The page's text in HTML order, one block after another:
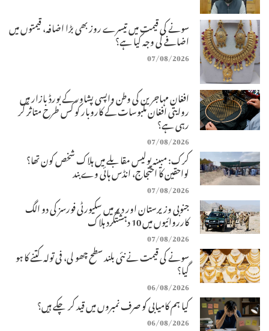
سونے کی قیمت میں تیسرے روز بھی بڑا اضافہ، قیمتوں میں
اضافے کی وجہ کیا ہے؟
07/08/2026
افغان مہاجرین کی وطن واپسی پشاور کے بورڈ بازار میں
روایتی افغان ملبوسات کے کاروبار کو کس طرح متاثر کر
رہی ہے؟
07/08/2026
کرک: مبینہ پولیس مقابلے میں ہلاک شخص کون تھا؟
لواحقین کا احتجاج، انڈس ہائی وے بند
07/08/2026
جنوبی وزیرستان اور دیر میں سکیورٹی فورسز کی دو الگ
کارروائیوں میں 10 دہشتگرد ہلاک
07/08/2026
سونے کی قیمت نے نئی بلند سطح چھو لی، فی تولہ کتنے کا ہو
گیا؟
06/08/2026
کیا ہم کامیابی کو صرف نمبروں میں قید کر چکے ہیں؟
06/08/2026